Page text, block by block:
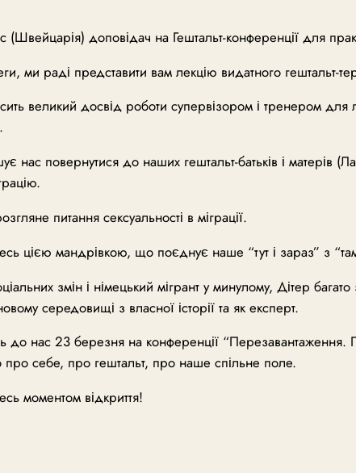
(Швейцарія) доповідач на Гештальт-конференції для
ми раді представити вам лекцію видатного гештальт-
великий досвід роботи супервізором і тренером
нас повернутися до наших гештальт-батьків і матерів
питання сексуальності в міграції.
цією мандрівкою, що поєднує наше “тут і зараз” з
змін і німецький мігрант у минулому, Дітер
середовищі з власної історії та як експерт.
до нас 23 березня на конференції “Перезавантаження.
про себе, про гештальт, про наше спільне поле.
моментом відкриття!